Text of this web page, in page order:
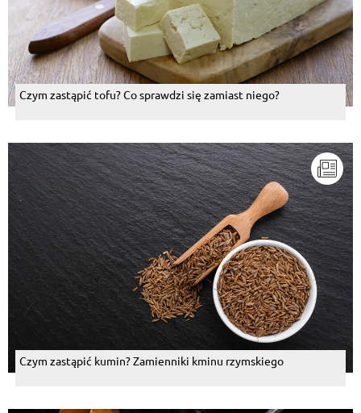
Czym zastąpić tofu? Co sprawdzi się zamiast niego?
Czym zastąpić kumin? Zamienniki kminu rzymskiego